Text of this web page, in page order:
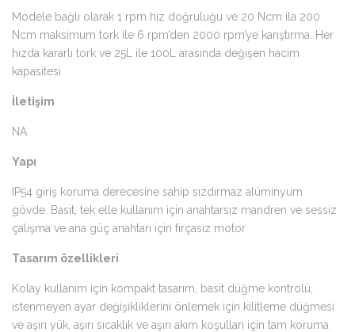
Modele bağlı olarak 1 rpm hız doğruluğu ve 20 Ncm ila 200
Ncm maksimum tork ile 6 rpm’den 2000 rpm’ye karıştırma. Her
hızda kararlı tork ve 25L ile 100L arasında değişen hacim
kapasitesi
İletişim
NA
Yapı
IP54 giriş koruma derecesine sahip sızdırmaz alüminyum
gövde. Basit, tek elle kullanım için anahtarsız mandren ve sessiz
çalışma ve ana güç anahtarı için fırçasız motor
Tasarım özellikleri
Kolay kullanım için kompakt tasarım, basit düğme kontrolü,
istenmeyen ayar değişikliklerini önlemek için kilitleme düğmesi
ve aşırı yük, aşırı sıcaklık ve aşırı akım koşulları için tam koruma